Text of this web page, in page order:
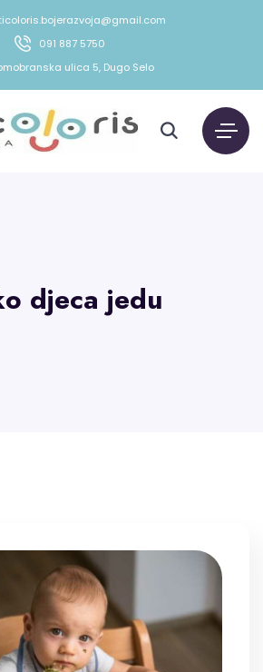
091 887 5750
ulica 5, Dugo Selo
djeca jedu